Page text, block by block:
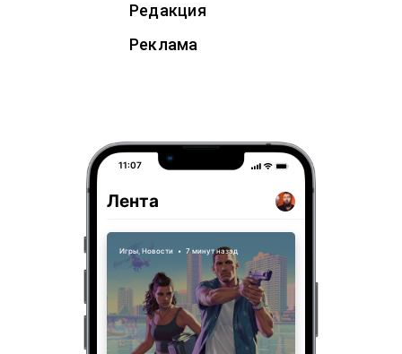
Редакция
Реклама
11:07
Лента
Игры, Новости • 7 минут назад